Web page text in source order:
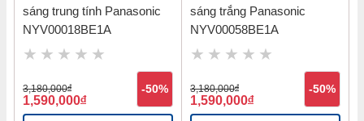
sáng trung tính Panasonic
NYV00018BE1A
3,180,000đ
1,590,000đ
-50%
sáng trắng Panasonic
NYV00058BE1A
3,180,000đ
1,590,000đ
-50%